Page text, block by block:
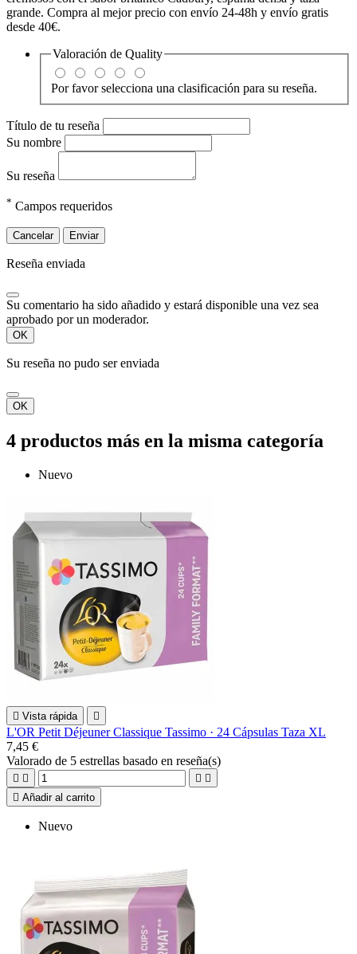
grande. Compra al mejor precio con envío 24-48h y envío gratis
desde 40€.
Valoración de Quality
Por favor selecciona una clasificación para su reseña.
Título de tu reseña
Su nombre
Su reseña
* Campos requeridos
Cancelar Enviar
Reseña enviada
Su comentario ha sido añadido y estará disponible una vez sea
aprobado por un moderador.
OK
Su reseña no pudo ser enviada
OK
4 productos más en la misma categoría
Nuevo
 Vista rápida 
L'OR Petit Déjeuner Classique Tassimo · 24 Cápsulas Taza XL
7,45 €
Valorado de 5 estrellas basado en reseña(s)
   
 Añadir al carrito
Nuevo